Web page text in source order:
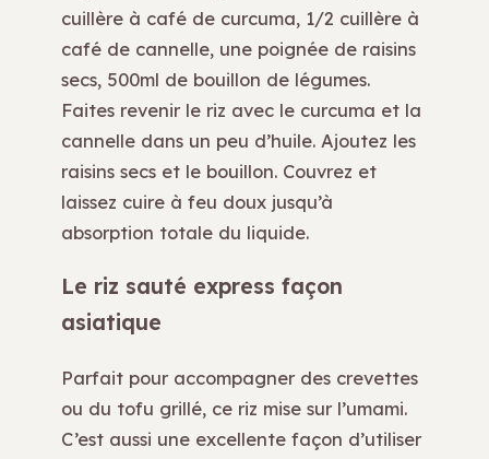
cuillère à café de curcuma, 1/2 cuillère à
café de cannelle, une poignée de raisins
secs, 500ml de bouillon de légumes.
Faites revenir le riz avec le curcuma et la
cannelle dans un peu d’huile. Ajoutez les
raisins secs et le bouillon. Couvrez et
laissez cuire à feu doux jusqu’à
absorption totale du liquide.
Le riz sauté express façon
asiatique
Parfait pour accompagner des crevettes
ou du tofu grillé, ce riz mise sur l’umami.
C’est aussi une excellente façon d’utiliser